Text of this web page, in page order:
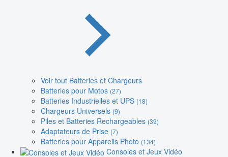
Voir tout Batteries et Chargeurs
Batteries pour Motos (27)
Batteries Industrielles et UPS (18)
Chargeurs Universels (9)
Piles et Batteries Rechargeables (39)
Adaptateurs de Prise (7)
Batteries pour Appareils Photo (134)
Consoles et Jeux Vidéo